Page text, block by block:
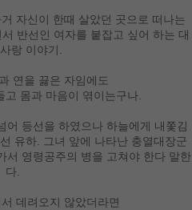
자신이 한때 살았던 곳으로 떠나는
반선인 여자를 붙잡고 싶어 하는 대
랑 이야기.
연을 끓은 자임에도
고 몸과 마음이 엮이는구나.
어 등선을 하였으나 하늘에게 내쫓김
유하. 그녀 앞에 나타난 충열대장군
서 영령공주의 병을 고쳐야 한다 말한
다.
데려오지 않았더라면